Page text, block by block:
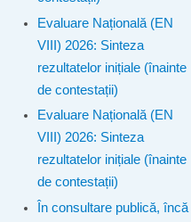
Evaluare Națională (EN
VIII) 2026: Sinteza
rezultatelor inițiale (înainte
de contestații)
Evaluare Națională (EN
VIII) 2026: Sinteza
rezultatelor inițiale (înainte
de contestații)
În consultare publică, încă